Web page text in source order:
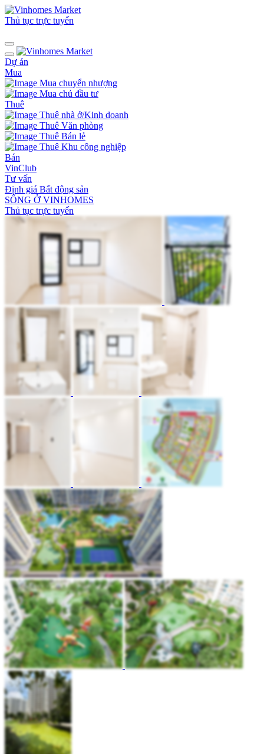
Thủ tục trực tuyến
Dự án
Mua
Mua chuyển nhượng
Mua chủ đầu tư
Thuê
Thuê nhà ở/Kinh doanh
Thuê Văn phòng
Thuê Bán lẻ
Thuê Khu công nghiệp
Bán
VinClub
Tư vấn
Định giá Bất động sản
SỐNG Ở VINHOMES
Thủ tục trực tuyến